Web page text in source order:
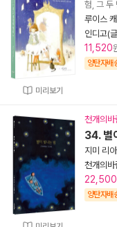
미리보기
험, 그 두
루이스
인디고(
11,520
양탄자배
천개의
34. 별
지미 리
천개의바
22,500
양탄자배